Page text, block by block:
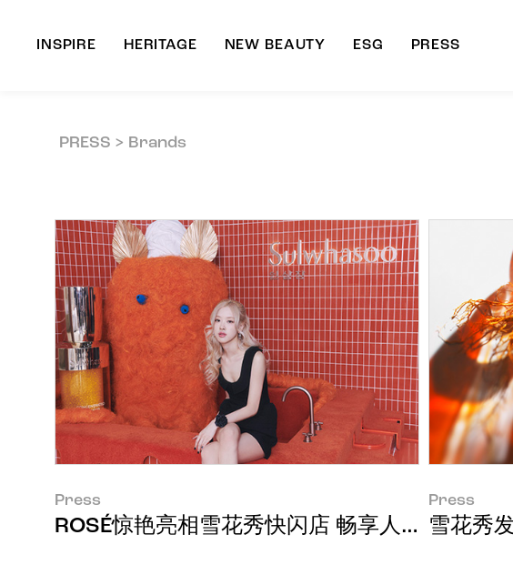
INSPIRE HERITAGE NEW BEAUTY ESG PRESS
PRESS > Brands
Press
ROSÉ惊艳亮相雪花秀快闪店 畅享人参精华
Press
雪花秀